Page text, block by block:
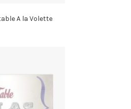
A la Volette